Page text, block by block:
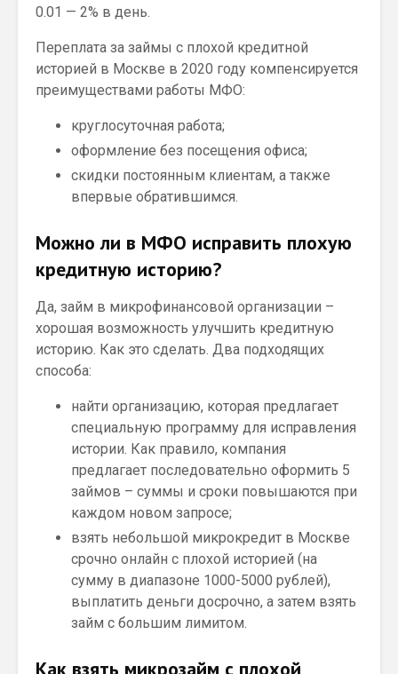
0.01 — 2% в день.
Переплата за займы с плохой кредитной
историей в Москве в 2020 году компенсируется
преимуществами работы МФО:
круглосуточная работа;
оформление без посещения офиса;
скидки постоянным клиентам, а также
впервые обратившимся.
Можно ли в МФО исправить плохую
кредитную историю?
Да, займ в микрофинансовой организации –
хорошая возможность улучшить кредитную
историю. Как это сделать. Два подходящих
способа:
найти организацию, которая предлагает
специальную программу для исправления
истории. Как правило, компания
предлагает последовательно оформить 5
займов – суммы и сроки повышаются при
каждом новом запросе;
взять небольшой микрокредит в Москве
срочно онлайн с плохой историей (на
сумму в диапазоне 1000-5000 рублей),
выплатить деньги досрочно, а затем взять
займ с большим лимитом.
Как взять микрозайм с плохой